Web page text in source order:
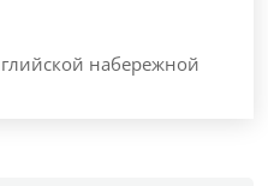
набережной